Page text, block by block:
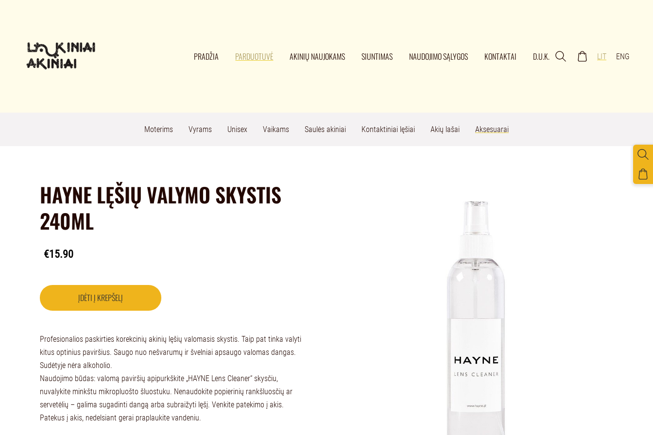
PRADŽIA PARDUOTUVĖ AKINIŲ NAUJOKAMS SIUNTIMAS NAUDOJIMO SĄLYGOS KONTAKTAI D.U.K. LIT ENG
Moterims Vyrams Unisex Vaikams Saulės akiniai Kontaktiniai lęšiai Akių lašai Aksesuarai
HAYNE LĘŠIŲ VALYMO SKYSTIS
240ML
€15.90
ĮDĖTI Į KREPŠELĮ
Profesionalios paskirties korekcinių akinių lęšių valomasis skystis. Taip pat tinka valyti
kitus optinius paviršius. Saugo nuo nešvarumų ir švelniai apsaugo valomas dangas.
Sudėtyje nėra alkoholio.
Naudojimo būdas: valomą paviršių apipurkškite „HAYNE Lens Cleaner“ skysčiu,
nuvalykite minkštu mikropluošto šluostuku. Nenaudokite popierinių rankšluosčių ar
servetėlių – galima sugadinti dangą arba subraižyti lęšį. Venkite patekimo į akis.
Patekus į akis, nedelsiant gerai praplaukite vandeniu.